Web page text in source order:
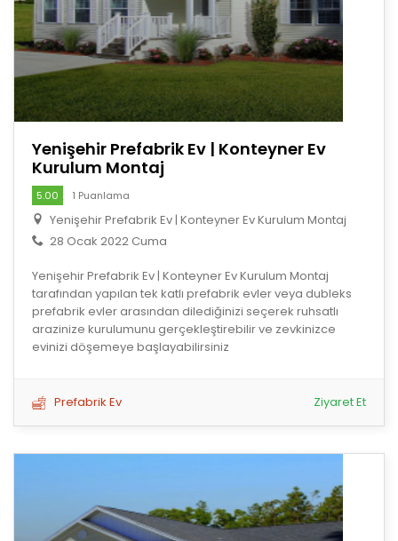
Yenişehir Prefabrik Ev | Konteyner Ev
Kurulum Montaj
5.00 1 Puanlama
Yenişehir Prefabrik Ev | Konteyner Ev Kurulum Montaj
28 Ocak 2022 Cuma
Yenişehir Prefabrik Ev | Konteyner Ev Kurulum Montaj
tarafından yapılan tek katlı prefabrik evler veya dubleks
prefabrik evler arasından dilediğinizi seçerek ruhsatlı
arazinize kurulumunu gerçekleştirebilir ve zevkinizce
evinizi döşemeye başlayabilirsiniz
Prefabrik Ev Ziyaret Et